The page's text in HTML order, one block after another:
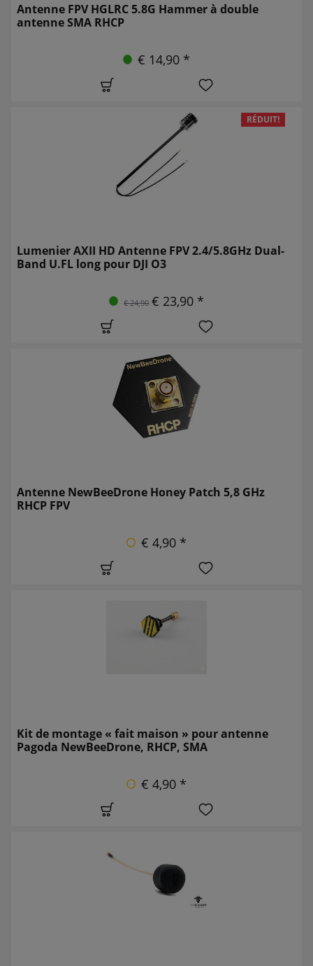
Antenne FPV HGLRC 5.8G Hammer à double
antenne SMA RHCP
€ 14,90 *
RÉDUIT!
Lumenier AXII HD Antenne FPV 2.4/5.8GHz Dual-
Band U.FL long pour DJI O3
€ 24,90 € 23,90 *
Antenne NewBeeDrone Honey Patch 5,8 GHz
RHCP FPV
€ 4,90 *
Kit de montage « fait maison » pour antenne
Pagoda NewBeeDrone, RHCP, SMA
€ 4,90 *